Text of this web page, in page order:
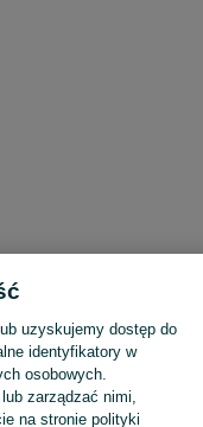
Zobacz
uzyskujemy dostęp do
identyfikatory w
osobowych.
zarządzać nimi,
na stronie polityki